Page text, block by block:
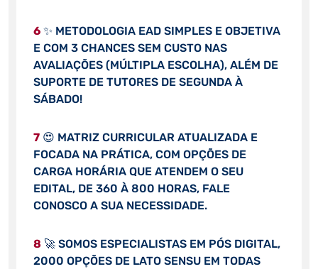
6✨ METODOLOGIA EAD SIMPLES E OBJETIVA
E COM 3 CHANCES SEM CUSTO NAS
AVALIAÇÕES (MÚLTIPLA ESCOLHA), ALÉM DE
SUPORTE DE TUTORES DE SEGUNDA À
SÁBADO!
7😍 MATRIZ CURRICULAR ATUALIZADA E
FOCADA NA PRÁTICA, COM OPÇÕES DE
CARGA HORÁRIA QUE ATENDEM O SEU
EDITAL, DE 360 À 800 HORAS, FALE
CONOSCO A SUA NECESSIDADE.
8 🚀 SOMOS ESPECIALISTAS EM PÓS DIGITAL,
2000 OPÇÕES DE LATO SENSU EM TODAS